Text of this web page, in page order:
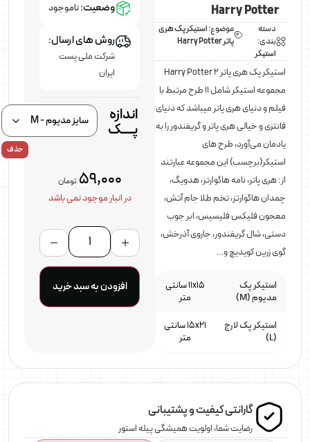
Harry Potter
دسته
بندی:
استیکر
موضوع:استیکر پک هری
پاتر Harry Potter
استیکر پک هری پاتر 2 Harry Potter
مجموعه استیکر شامل ۱۱ طرح مرتبط با
فیلم و دنیای هری پاتر میباشد که دنیای
فانتزی و خیالی هری پاتر و گریفندور را به
یادمان می‌آورد، طرح های
استیکر(برچسب) این مجموعه عبارتند
از: هری پاتر، نامه هاگوارتز، هدویگ،
چمدان هاگوارتز، تخم طلا جام آتش،
معجون فلیکس فلیسیس، ابر جوب
دستی، شال گریفندور، جاروی آذرخش،
گوی زرین کویدیچ و…
استیکر پک
مدیوم (M)
11x15 سانتی
متر
استیکر پک لارج
(L)
15x21 سانتی
متر
وضعیت:ناموجود
روش های ارسال:
شرکت ملی پست
ایران
اندازه
پــــک
حذف
59,000 تومان
در انبار موجود نمی باشد
افزودن به سبد خرید
گارانتی کیفیت و پشتیبانی
رضایت شما، اولویت همیشگی پیله استور